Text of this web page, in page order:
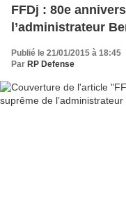
FFDj : 80e
l’administrateur
Publié le 21/01/2015 à 18:45
Par RP Defense